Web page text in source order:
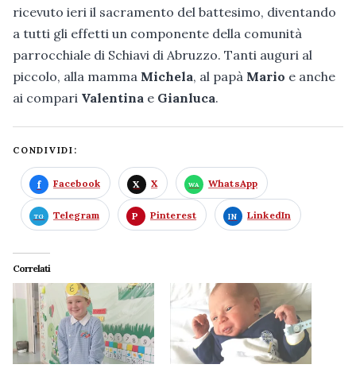
ricevuto ieri il sacramento del battesimo, diventando
a tutti gli effetti un componente della comunità
parrocchiale di Schiavi di Abruzzo. Tanti auguri al
piccolo, alla mamma Michela, al papà Mario e anche
ai compari Valentina e Gianluca.
CONDIVIDI:
Facebook X WhatsApp
Telegram Pinterest LinkedIn
Correlati